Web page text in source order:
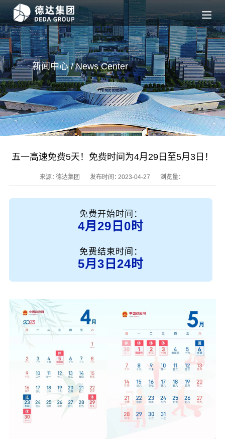
新闻中心 / NewsCenter
五一高速免费5天！免费时间为4月29日至5月3日！
来源：德达集团 发布时间：2023-04-27 浏览量：
免费开始时间：
4月29日0时
免费结束时间：
5月3日24时